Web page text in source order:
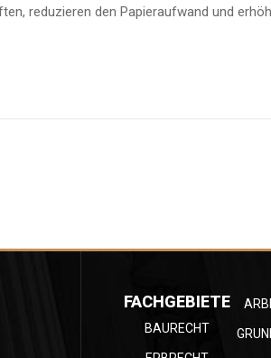
reduzieren den Papieraufwand und
FACHGEBIETE
BAURECHT